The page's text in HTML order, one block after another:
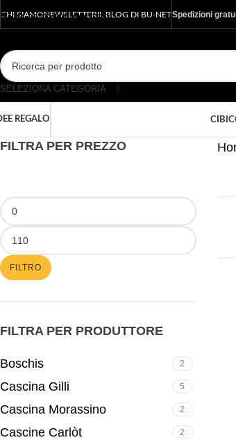
Skip to main content
CHI SIAMONEWSLETTERIL BLOG DI BU-NETSpedizioni
SELEZIONA CATEGORIA
REGALO CIBI
FILTRA PER PREZZO
FILTRO
FILTRA PER PRODUTTORE
Boschis 2
Cascina Gilli 5
Cascina Morassino 2
Cascine Carlòt 2